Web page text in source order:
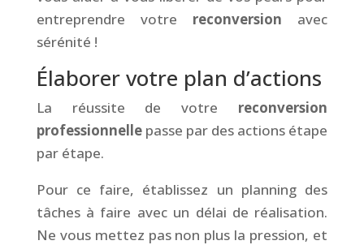
entreprendre votre reconversion avec
sérénité !
Élaborer votre plan d’actions
La réussite de votre reconversion
professionnellepasse par des actions étape
par étape.
Pour ce faire, établissez un planning des
tâches à faire avec un délai de réalisation.
Ne vous mettez pas non plus la pression, et